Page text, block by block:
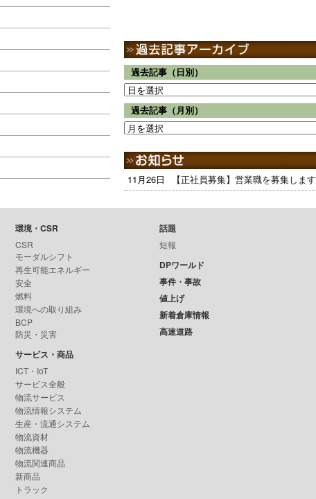
過去記事（日別）
過去記事（月別）
11月26日 【正社員募集】営業職を募集します
環境・CSR
CSR
モーダルシフト
再生可能エネルギー
安全
燃料
環境への取り組み
BCP
防災・災害
サービス・商品
ICT・IoT
サービス全般
物流サービス
物流情報システム
生産・流通システム
物流資材
物流機器
物流関連商品
新商品
トラック
話題
短報
DPワールド
事件・事故
値上げ
新着倉庫情報
高速道路